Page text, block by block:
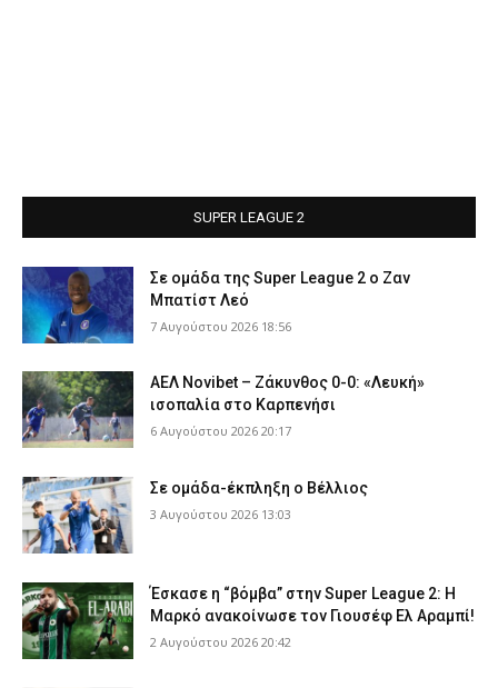
SUPER LEAGUE 2
Σε ομάδα της Super League 2 o Ζαν
Μπατίστ Λεό
7 Αυγούστου 2026 18:56
ΑΕΛ Novibet – Ζάκυνθος 0-0: «Λευκή»
ισοπαλία στο Καρπενήσι
6 Αυγούστου 2026 20:17
Σε ομάδα-έκπληξη ο Βέλλιος
3 Αυγούστου 2026 13:03
Έσκασε η “βόμβα” στην Super League 2: Η
Μαρκό ανακοίνωσε τον Γιουσέφ Ελ Αραμπί!
2 Αυγούστου 2026 20:42